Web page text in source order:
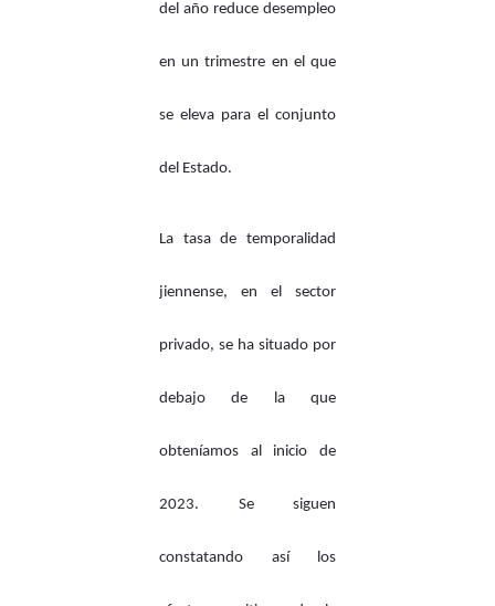
del año reduce desempleo
en un trimestre en el que
se eleva para el conjunto
del Estado.
La tasa de temporalidad
jiennense, en el sector
privado, se ha situado por
debajo de la que
obteníamos al inicio de
2023. Se siguen
constatando así los